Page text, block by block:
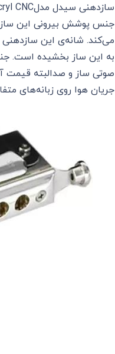
جنس پوشش بیرونی این
می‌کند. شانه‌ی این
به این ساز بخشیده است.
صوتی ساز و صدالبته قیمت
جریان هوا روی زبانه‌های